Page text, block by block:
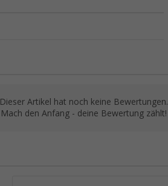
Dieser Artikel hat noch keine Bewertungen.
Mach den Anfang - deine Bewertung zählt!